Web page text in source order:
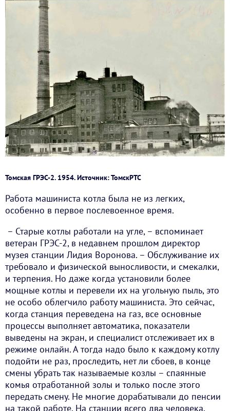
Томская ГРЭС-2. 1954. Источник: ТомскРТС
Работа машиниста котла была не из легких,
особенно в первое послевоенное время.
– Старые котлы работали на угле, – вспоминает
ветеран ГРЭС-2, в недавнем прошлом директор
музея станции Лидия Воронова. – Обслуживание их
требовало и физической выносливости, и смекалки,
и терпения. Но даже когда установили более
мощные котлы и перевели их на угольную пыль, это
не особо облегчило работу машиниста. Это сейчас,
когда станция переведена на газ, все основные
процессы выполняет автоматика, показатели
выведены на экран, и специалист отслеживает их в
режиме онлайн. А тогда надо было к каждому котлу
подойти не раз, проследить, нет ли сбоев, в конце
смены убрать так называемые козлы – спаянные
комья отработанной золы и только после этого
передать смену. Не многие дорабатывали до пенсии
на такой работе. На станции всего два человека,